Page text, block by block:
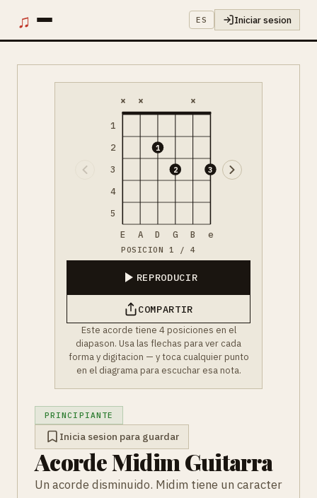
♫ ES Iniciar sesion
1
2
3
4
5
× × ×
1
2 3
E A D G B e
POSICION 1 / 4
REPRODUCIR
COMPARTIR
Este acorde tiene 4 posiciones en el
diapason. Usa las flechas para ver cada
forma y digitacion — y toca cualquier punto
en el diagrama para escuchar esa nota.
PRINCIPIANTE
Inicia sesion para guardar
Acorde Midim Guitarra
Un acorde disminuido. Midim tiene un caracter